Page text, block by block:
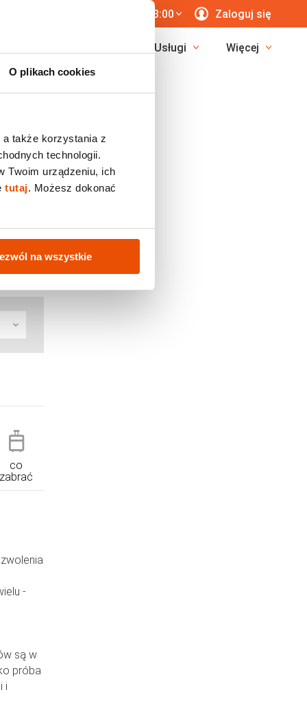
O plikach cookies
a także korzystania z
technologii.
Twoim urządzeniu, ich
tutaj. Możesz dokonać
na wszystkie
7 dni/tyg. 8:00-23:00 Zaloguj się
Usługi Więcej
co
zabrać
-
są w
próba
i